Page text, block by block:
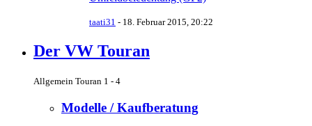
taati31 - 18. Februar 2015, 20:22
Der VW Touran
Allgemein Touran 1 - 4
Modelle / Kaufberatung